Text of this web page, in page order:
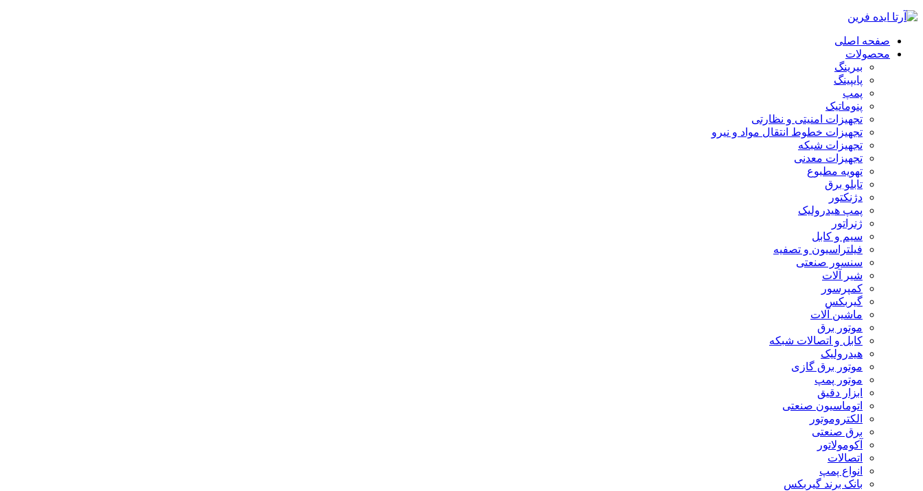
صفحه اصلی
محصولات
بیرینگ
پایپینگ
پمپ
پنوماتیک
تجهیزات امنیتی و نظارتی
تجهیزات خطوط انتقال مواد و نیرو
تجهیزات شبکه
تجهیزات معدنی
تهویه مطبوع
تابلو برق
دژنکتور
پمپ هیدرولیک
ژنراتور
سیم و کابل
فیلتراسیون و تصفیه
سنسور صنعتی
شیر آلات
کمپرسور
گیربکس
ماشین آلات
موتور برق
کابل و اتصالات شبکه
هیدرولیک
موتور برق گازی
موتور پمپ
ابزار دقیق
اتوماسیون صنعتی
الکتروموتور
برق صنعتی
آکومولاتور
اتصالات
انواع پمپ
بانک برند گیربکس